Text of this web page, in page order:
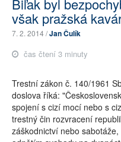
Biľak byl
však pražská
7. 2. 2014 /Jan Čulík
čas čtení 3 minuty
Trestní zákon č. 140/1961
doslova říká:
spojení s cizí mocí nebo s
trestný čin rozvracení
záškodnictví nebo